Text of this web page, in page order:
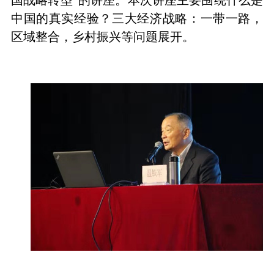
中国的真实经验？三大经济战略：一带一路，
区域整合，乡村振兴等问题展开。